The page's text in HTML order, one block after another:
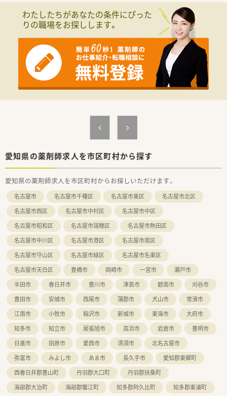
わたしたちがあなたの条件にぴった
りの職場をお探しします。
愛知県の薬剤師求人を市区町村から探す
愛知県の薬剤師求人を市区町村からお探しいただけます。
名古屋市 名古屋市千種区 名古屋市東区
名古屋市北区
名古屋市西区
名古屋市中村区
名古屋市中区
名古屋市昭和区
名古屋市瑞穂区
名古屋市熱田区
名古屋市中川区
名古屋市港区
名古屋市南区
名古屋市守山区
名古屋市緑区
名古屋市名東区
名古屋市天白区
豊橋市 岡崎市 一宮市
瀬戸市
半田市
春日井市 豊川市 津島市 碧南市
刈谷市
豊田市
安城市 西尾市 蒲郡市 犬山市
常滑市
江南市
小牧市 稲沢市 新城市 東海市
大府市
知多市
知立市 尾張旭市 高浜市 岩倉市
豊明市
日進市
田原市 愛西市 清須市
北名古屋市
弥富市
みよし市 あま市 長久手市
愛知郡東郷町
西春日井郡豊山町
丹羽郡大口町
丹羽郡扶桑町
海部郡大治町
海部郡蟹江町 知多郡阿久比町
知多郡東浦町